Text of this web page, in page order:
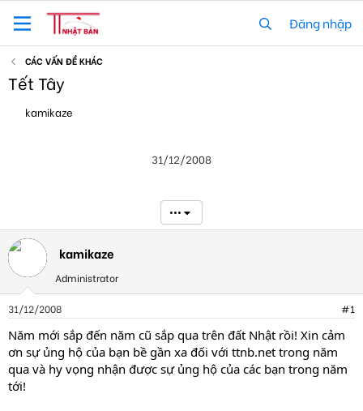
Đăng nhập
CÁC VẤN ĐỀ KHÁC
Tết Tây
h
r
t
r
kamikaze
31/12/2008
•••
kamikaze
Administrator
31/12/2008 #1
Năm mới sắp đến năm cũ sắp qua trên đất Nhật rồi! Xin cảm
ơn sự ủng hộ của bạn bề gần xa đối với ttnb.net trong năm
qua và hy vọng nhận được sự ủng hộ của các bạn trong năm
tới!